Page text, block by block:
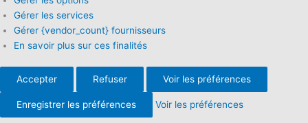
Gérer les services
Gérer {vendor_count} fournisseurs
En savoir plus sur ces finalités
Accepter Refuser Voir les préférences
Enregistrer les préférences Voir les préférences